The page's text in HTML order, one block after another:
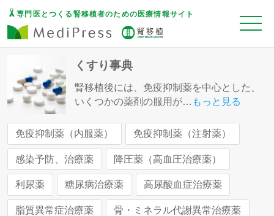
専門医とつくる腎移植者のための医療情報サイト
くすり事典
腎移植後には、免疫抑制薬を中心とした、
いくつかの薬剤の服用が… もっと見る
免疫抑制薬（内服薬） 免疫抑制薬（注射薬）
感染予防、治療薬 降圧薬（高血圧治療薬）
利尿薬 糖尿病治療薬 高尿酸血症治療薬
脂質異常症治療薬 骨・ミネラル代謝異常治療薬